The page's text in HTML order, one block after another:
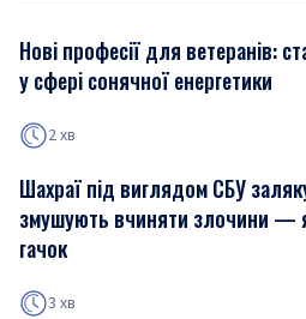
Нові професії для ветеранів:
у сфері сонячної енергетики
2 хв
Шахраї під виглядом СБУ
змушують вчиняти злочини —
гачок
3 хв